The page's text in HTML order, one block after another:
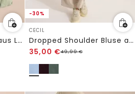
Bluse mit Split Neck aus Leinenmix
-30%
CECIL
Dropped Shoulder Bluse aus Leinenmix
35,00 €49,99€